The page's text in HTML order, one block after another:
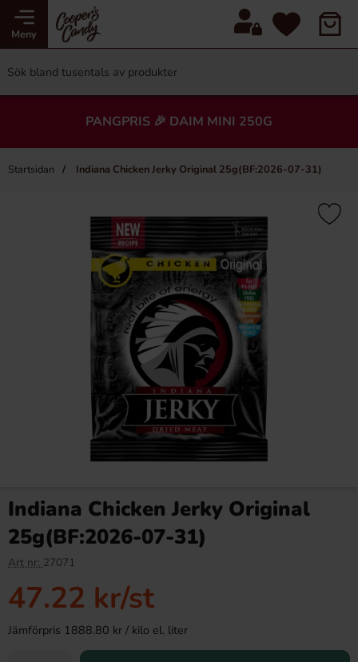
Meny
PANGPRIS 🎉 DAIM MINI 250G
Startsidan Indiana Chicken Jerky Original 25g(BF:2026-07-31)
Indiana Chicken Jerky Original
25g(BF:2026-07-31)
Art nr: 27071
47.22 kr/st
Jämförpris 1888.80 kr / kilo el. liter